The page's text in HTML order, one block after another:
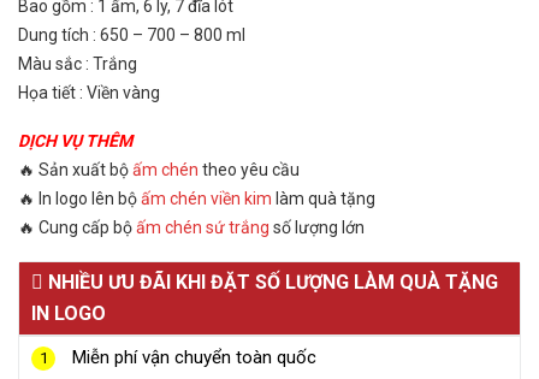
Bao gồm : 1 ấm, 6 ly, 7 đĩa lót
Dung tích : 650 – 700 – 800 ml
Màu sắc : Trắng
Họa tiết : Viền vàng
DỊCH VỤ THÊM
🔥 Sản xuất bộấm chén theo yêu cầu
🔥 In logo lên bộấm chén viền kim làm quà tặng
🔥 Cung cấp bộấm chén sứ trắng số lượng lớn
NHIỀU ƯU ĐÃI KHI ĐẶT SỐ LƯỢNG LÀM QUÀ TẶNG
IN LOGO
1 Miễn phí vận chuyển toàn quốc